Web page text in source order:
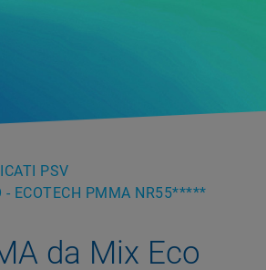
PSV
- ECOTECH PMMA NR55*****
da Mix Eco